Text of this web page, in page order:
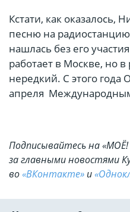
Кстати, как оказалось,
песню на
нашлась без его
работает в Москве, но
нередкий. С этого года
апреля
Подписывайтесь на «МОЁ!
за главными новостями
во«ВКонтакте» и